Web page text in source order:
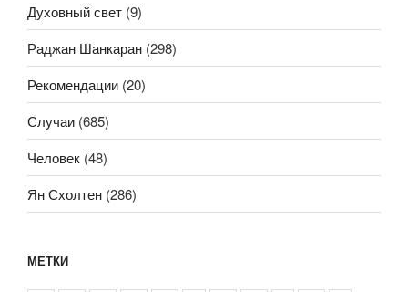
Духовный свет (9)
Раджан Шанкаран (298)
Рекомендации (20)
Случаи (685)
Человек (48)
Ян Схолтен (286)
МЕТКИ